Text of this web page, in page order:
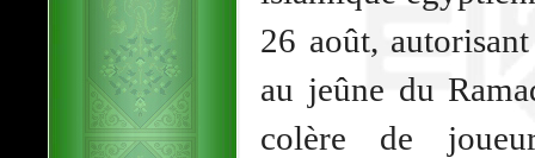
26 août,
au jeûne du
colère de